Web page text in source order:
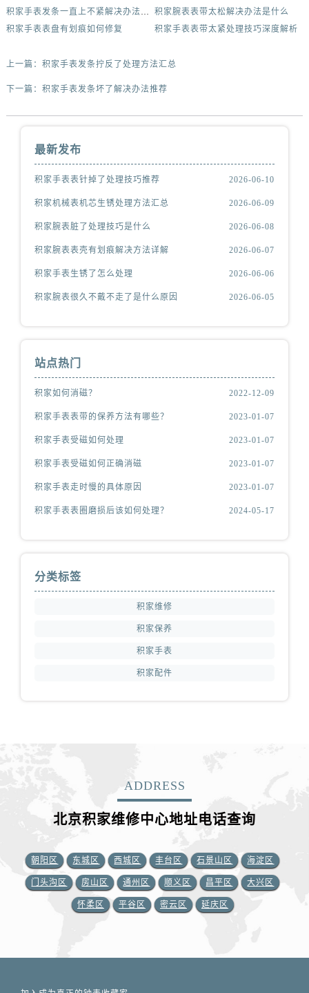
积家手表发条一直上不紧解决办法集锦
积家腕表表带太松解决办法是什么
积家手表表盘有划痕如何修复
积家手表表带太紧处理技巧深度解析
上一篇： 积家手表发条拧反了处理方法汇总
下一篇： 积家手表发条坏了解决办法推荐
最新发布
积家手表表针掉了处理技巧推荐 2026-06-10
积家机械表机芯生锈处理方法汇总 2026-06-09
积家腕表脏了处理技巧是什么 2026-06-08
积家腕表表壳有划痕解决方法详解 2026-06-07
积家手表生锈了怎么处理 2026-06-06
积家腕表很久不戴不走了是什么原因 2026-06-05
站点热门
积家如何消磁？ 2022-12-09
积家手表表带的保养方法有哪些？ 2023-01-07
积家手表受磁如何处理 2023-01-07
积家手表受磁如何正确消磁 2023-01-07
积家手表走时慢的具体原因 2023-01-07
积家手表表圈磨损后该如何处理？ 2024-05-17
分类标签
积家维修
积家保养
积家手表
积家配件
ADDRESS
北京积家维修中心地址电话查询
朝阳区 东城区 西城区 丰台区 石景山区 海淀区
门头沟区 房山区 通州区 顺义区 昌平区 大兴区
怀柔区 平谷区 密云区 延庆区